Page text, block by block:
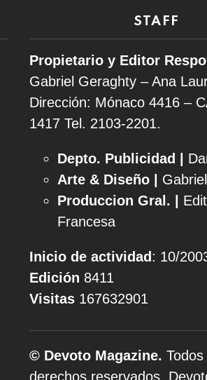
STAFF
Propietario y Editor
Gabriel Geraghty – Ana
Dirección: Mónaco 4416 –
1417 Tel. 2103-2201.
Depto. Publicidad |
Arte & Diseño |
Produccion Gral. |
Francesa
Inicio de actividad : 10/
Edición 8411
Visitas 167632901
© Devoto Magazine.
derechos reservados.